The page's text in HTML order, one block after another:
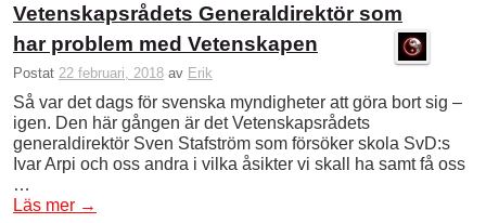
Vetenskapsrådets Generaldirektör som
har problem med Vetenskapen
Postat 22 februari, 2018 av Erik
Så var det dags för svenska myndigheter att göra bort sig –
igen. Den här gången är det Vetenskapsrådets
generaldirektör Sven Stafström som försöker skola SvD:s
Ivar Arpi och oss andra i vilka åsikter vi skall ha samt få oss
…
Läs mer →